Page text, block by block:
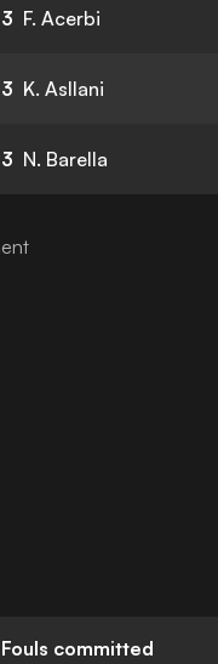
3 F. Acerbi
3 K. Asllani
3 N. Barella
Fouls committed